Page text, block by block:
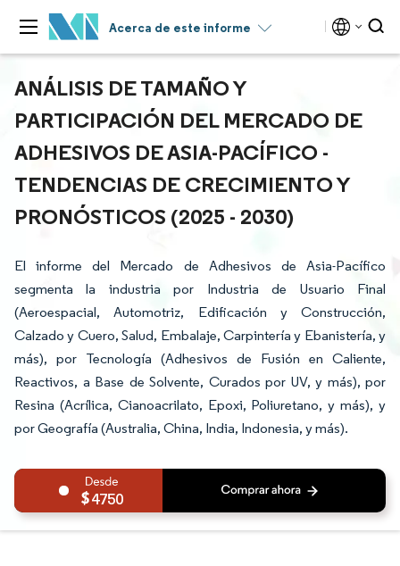
Acerca de este informe
ANÁLISIS DE TAMAÑO Y
PARTICIPACIÓN DEL MERCADO DE
ADHESIVOS DE ASIA-PACÍFICO -
TENDENCIAS DE CRECIMIENTO Y
PRONÓSTICOS (2025 - 2030)
El informe del Mercado de Adhesivos de Asia-Pacífico
segmenta la industria por Industria de Usuario Final
(Aeroespacial, Automotriz, Edificación y Construcción,
Calzado y Cuero, Salud, Embalaje, Carpintería y Ebanistería, y
más), por Tecnología (Adhesivos de Fusión en Caliente,
Reactivos, a Base de Solvente, Curados por UV, y más), por
Resina (Acrílica, Cianoacrilato, Epoxi, Poliuretano, y más), y
por Geografía (Australia, China, India, Indonesia, y más).
4750